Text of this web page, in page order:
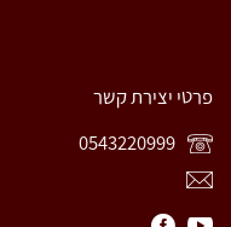
פרטי יצירת קשר